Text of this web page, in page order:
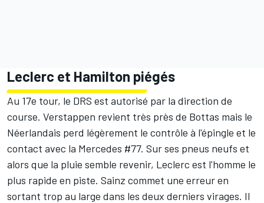
Leclerc et Hamilton piégés
Au 17e tour, le DRS est autorisé par la direction de
course. Verstappen revient très près de Bottas mais le
Néerlandais perd légèrement le contrôle à l'épingle et le
contact avec la Mercedes #77. Sur ses pneus neufs et
alors que la pluie semble revenir, Leclerc est l'homme le
plus rapide en piste. Sainz commet une erreur en
sortant trop au large dans les deux derniers virages. Il